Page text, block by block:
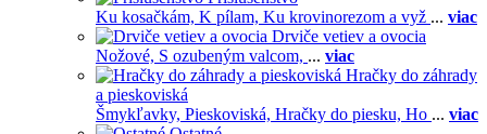
Ku kosačkám, K pílam, Ku krovinorezom a vyž ... viac
Drviče vetiev a ovocia
Nožové, S ozubeným valcom, ... viac
Hračky do záhrady
a pieskoviská
Šmykľavky, Pieskoviská, Hračky do piesku, Ho ... viac